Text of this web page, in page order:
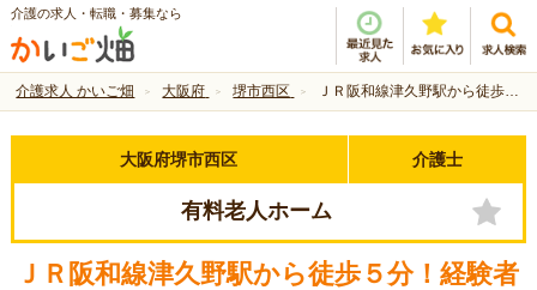
介護の求人・転職・募集なら
介護求人 かいご畑 大阪府 堺市西区 ＪＲ阪和線津久野駅から徒歩５分！経験者歓迎！
大阪府堺市西区 介護士
有料老人ホーム
ＪＲ阪和線津久野駅から徒歩５分！経験者